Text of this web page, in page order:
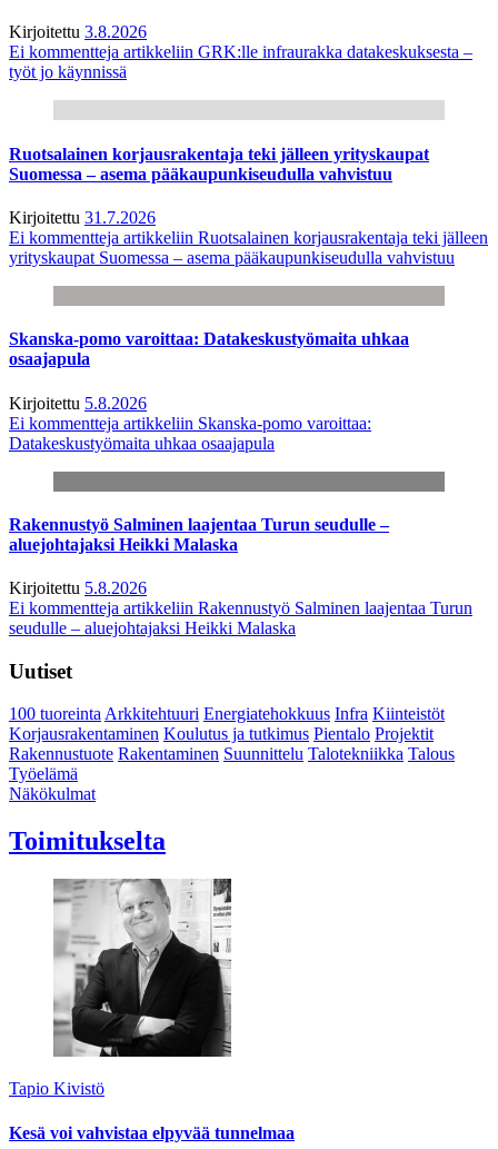
Kirjoitettu 3.8.2026
Ei kommentteja artikkeliin GRK:lle infraurakka datakeskuksesta –
työt jo käynnissä
Ruotsalainen korjausrakentaja teki jälleen yrityskaupat
Suomessa – asema pääkaupunkiseudulla vahvistuu
Kirjoitettu 31.7.2026
Ei kommentteja artikkeliin Ruotsalainen korjausrakentaja teki jälleen
yrityskaupat Suomessa – asema pääkaupunkiseudulla vahvistuu
Skanska-pomo varoittaa: Datakeskustyömaita uhkaa
osaajapula
Kirjoitettu 5.8.2026
Ei kommentteja artikkeliin Skanska-pomo varoittaa:
Datakeskustyömaita uhkaa osaajapula
Rakennustyö Salminen laajentaa Turun seudulle –
aluejohtajaksi Heikki Malaska
Kirjoitettu 5.8.2026
Ei kommentteja artikkeliin Rakennustyö Salminen laajentaa Turun
seudulle – aluejohtajaksi Heikki Malaska
Uutiset
100 tuoreintaArkkitehtuuri Energiatehokkuus Infra Kiinteistöt
Korjausrakentaminen Koulutus ja tutkimus Pientalo Projektit
Rakennustuote Rakentaminen Suunnittelu Talotekniikka Talous
Työelämä
Näkökulmat
Toimitukselta
Tapio Kivistö
Kesä voi vahvistaa elpyvää tunnelmaa